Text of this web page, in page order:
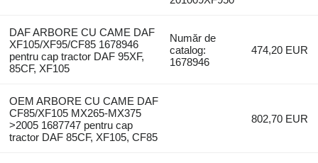
DAF ARBORE CU CAME DAF
XF105/XF95/CF85 1678946
pentru cap tractor DAF 95XF,
85CF, XF105
Număr de
catalog:
1678946
474,20 EUR
OEM ARBORE CU CAME DAF
CF85/XF105 MX265-MX375
>2005 1687747 pentru cap
tractor DAF 85CF, XF105, CF85
802,70 EUR